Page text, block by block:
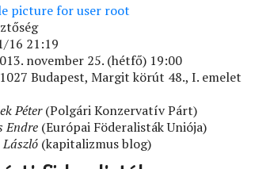
16 21:19
november 25. (hétfő) 19:00
1027 Budapest, Margit körút 48., I. emelet
Péter(Polgári Konzervatív Párt)
Endre (Európai Föderalisták Uniója)
László (kapitalizmus blog)